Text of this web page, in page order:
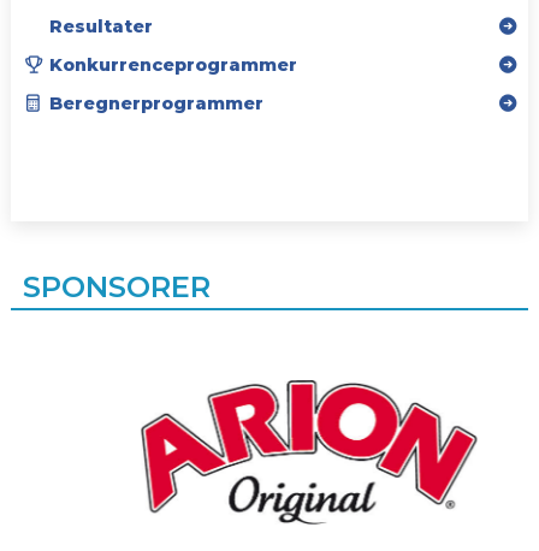
Resultater
Konkurrenceprogrammer
Beregnerprogrammer
SPONSORER